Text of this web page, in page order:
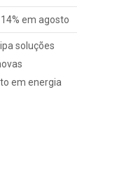
em agosto
soluções
em energia